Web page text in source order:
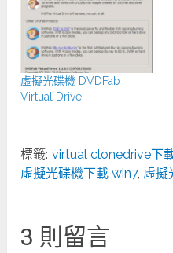
虛擬光碟機 DVDFab
Virtual Drive
標籤: virtual clonedrive下
虛擬光碟機下載 win7, 虛擬
3 則留言